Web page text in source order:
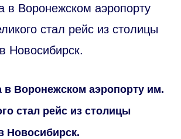
в Воронежском аэропорту
стал рейс из столицы
Новосибирск.
в Воронежском аэропорту им.
стал рейс из столицы
Новосибирск.